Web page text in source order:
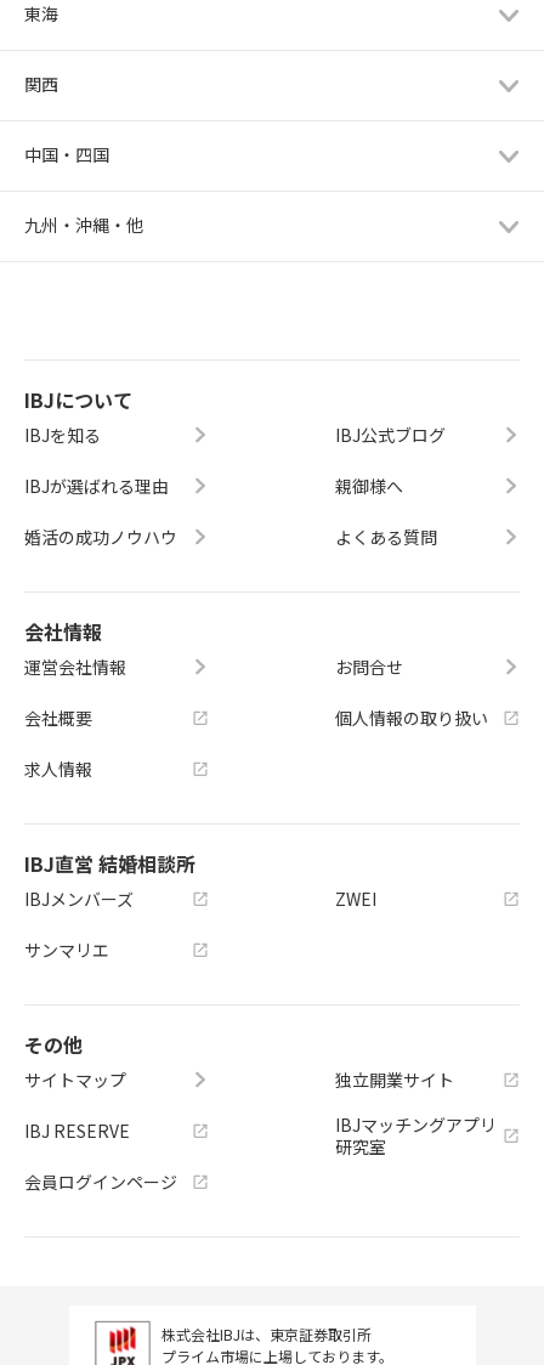
東海
関西
中国・四国
九州・沖縄・他
IBJについて
IBJを知る
IBJが選ばれる理由
婚活の成功ノウハウ
IBJ公式ブログ
親御様へ
よくある質問
会社情報
運営会社情報
会社概要
求人情報
お問合せ
個人情報の取り扱い
IBJ直営 結婚相談所
IBJメンバーズ
サンマリエ
ZWEI
その他
サイトマップ
IBJ RESERVE
会員ログインページ
独立開業サイト
IBJマッチングアプリ
研究室
株式会社IBJは、東京証券取引所
プライム市場に上場しております。